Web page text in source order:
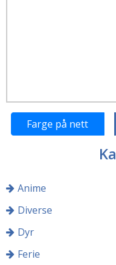
Farge på nett
Anime
Diverse
Dyr
Ferie